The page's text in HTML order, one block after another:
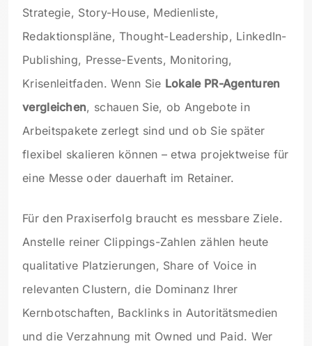
Strategie, Story-House, Medienliste,
Redaktionspläne, Thought-Leadership, LinkedIn-
Publishing, Presse-Events, Monitoring,
Krisenleitfaden. Wenn Sie Lokale PR-Agenturen
vergleichen, schauen Sie, ob Angebote in
Arbeitspakete zerlegt sind und ob Sie später
flexibel skalieren können – etwa projektweise für
eine Messe oder dauerhaft im Retainer.
Für den Praxiserfolg braucht es messbare Ziele.
Anstelle reiner Clippings-Zahlen zählen heute
qualitative Platzierungen, Share of Voice in
relevanten Clustern, die Dominanz Ihrer
Kernbotschaften, Backlinks in Autoritätsmedien
und die Verzahnung mit Owned und Paid. Wer